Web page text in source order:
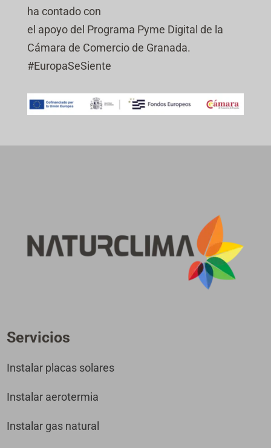
ha contado con
el apoyo del Programa Pyme Digital de la
Cámara de Comercio de Granada.
#EuropaSeSiente
Servicios
Instalar placas solares
Instalar aerotermia
Instalar gas natural